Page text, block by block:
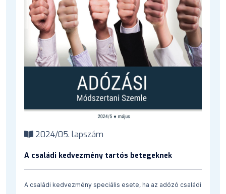
2024/05. lapszám
A családi kedvezmény tartós betegeknek
A családi kedvezmény speciális esete, ha az adózó családi